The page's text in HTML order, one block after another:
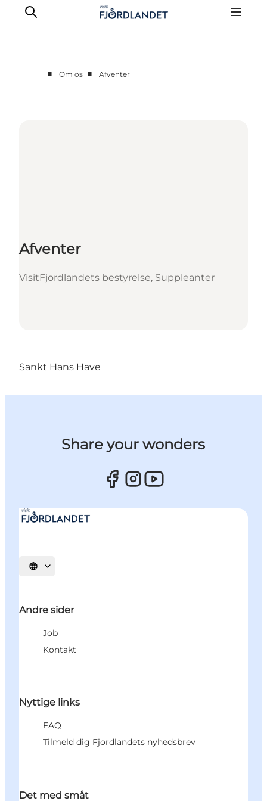
■ Om os ■ Afventer
Afventer
VisitFjordlandets bestyrelse, Suppleanter
Sankt Hans Have
Share your wonders
Vælg sprog
Andre sider
Job
Kontakt
Nyttige links
FAQ
Tilmeld dig Fjordlandets nyhedsbrev
Det med småt